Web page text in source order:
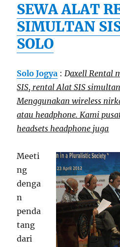
SEWA ALAT
SIMULTAN
SOLO
Solo Jogya :Daxell Rental
SIS, rental Alat SIS
Menggunakan wireless
atau headphone. Kami
headsets headphone juga
Meeti
ng
denga
n
penda
tang
dari